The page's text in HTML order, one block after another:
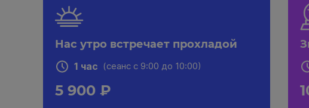
Нас утро встречает прохладой
1 час (сеанс с 9:00 до 10:00)
5 900 ₽